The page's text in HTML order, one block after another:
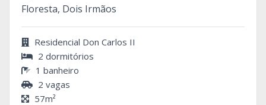
Floresta, Dois Irmãos
Residencial Don Carlos II
2 dormitórios
1 banheiro
2 vagas
57m²